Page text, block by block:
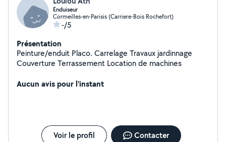
Enduiseur
Cormeilles-en-Parisis (Carriere-Bois Rochefort)
-/5
Présentation
Peinture/enduit Placo. Carrelage Travaux jardinnage
Couverture Terrassement Location de machines
Aucun avis pour l'instant
Voir le profil Contacter